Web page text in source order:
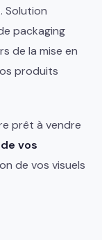
Solution
packaging
de la mise en
produits
prêt à vendre
vos
de vos visuels